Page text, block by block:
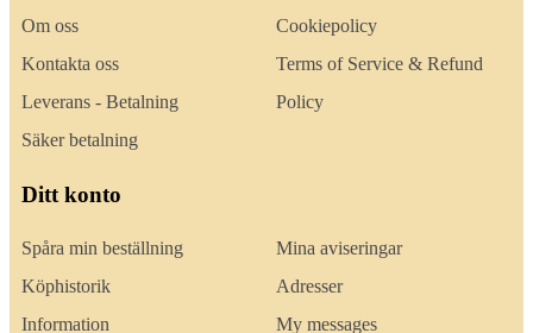
Om oss
Kontakta oss
Leverans - Betalning
Säker betalning
Cookiepolicy
Terms of Service & Refund
Policy
Ditt konto
Spåra min beställning
Köphistorik
Information
Mina aviseringar
Adresser
My messages